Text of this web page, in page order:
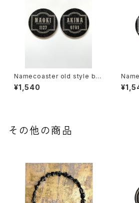
Namecoaster old style bla
ck×gold
¥1,540
その他の商品